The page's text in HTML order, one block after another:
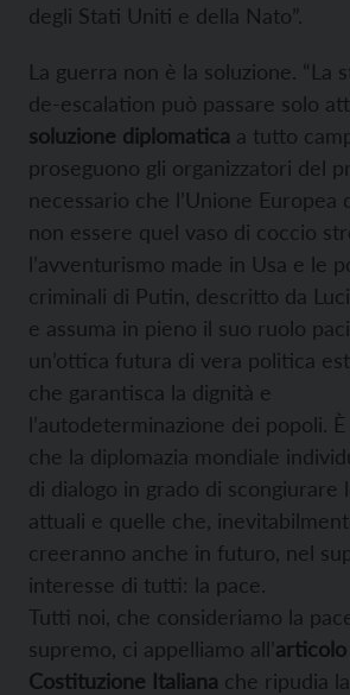
degli Stati Uniti e della Nato”.
La guerra non è la soluzione. “La
de-escalation può passare solo
soluzione diplomatica a tutto
proseguono gli organizzatori del
necessario che l’Unione Europea
non essere quel vaso di coccio
l’avventurismo made in Usa e le
criminali di Putin, descritto da
e assuma in pieno il suo ruolo
un’ottica futura di vera politica
che garantisca la dignità e
l’autodeterminazione dei popoli.
che la diplomazia mondiale
di dialogo in grado di scongiurare
attuali e quelle che,
creeranno anche in futuro, nel
interesse di tutti: la pace.
Tutti noi, che consideriamo la
supremo, ci appelliamo all’
Costituzione Italiana che ripudia